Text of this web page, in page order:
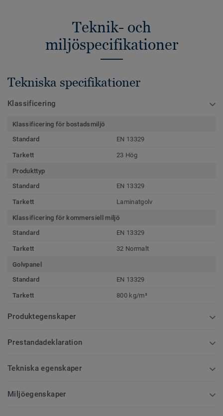
Teknik- och
miljöspecifikationer
Tekniska specifikationer
Klassificering
Klassificering för bostadsmiljö
Standard
EN 13329
Tarkett 23 Hög
Produkttyp
Standard
EN 13329
Tarkett Laminatgolv
Klassificering för kommersiell miljö
Standard
EN 13329
Tarkett 32 Normalt
Golvpanel
Standard
EN 13329
Tarkett 800 kg/m³
Produktegenskaper
Prestandadeklaration
Tekniska egenskaper
Miljöegenskaper